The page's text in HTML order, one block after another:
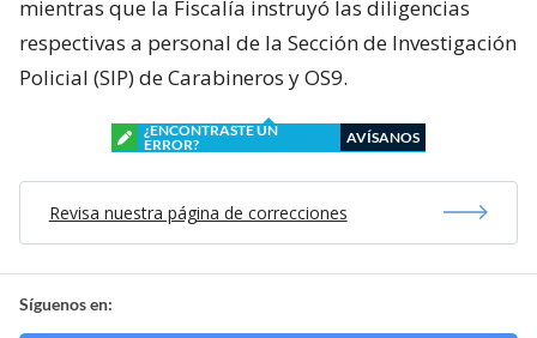
mientras que la Fiscalía instruyó las diligencias
respectivas a personal de la Sección de Investigación
Policial (SIP) de Carabineros y OS9.
¿ENCONTRASTE UN
ERROR?
AVÍSANOS
Revisa nuestra página de correcciones
Síguenos en: